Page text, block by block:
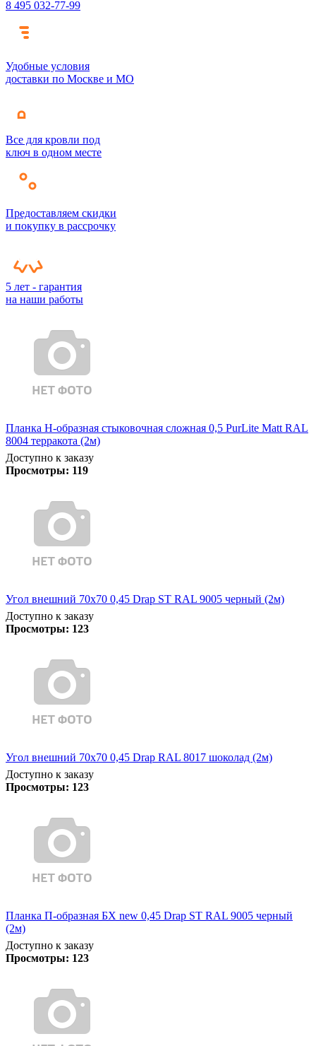
8 495 032-77-99
Удобные условия
доставки по Москве и МО
Все для кровли под
ключ в одном месте
Предоставляем скидки
и покупку в рассрочку
5 лет - гарантия
на наши работы
Планка Н-образная стыковочная сложная 0,5 PurLite Matt RAL
8004 терракота (2м)
Доступно к заказу
Просмотры: 119
Угол внешний 70х70 0,45 Drap ST RAL 9005 черный (2м)
Доступно к заказу
Просмотры: 123
Угол внешний 70х70 0,45 Drap RAL 8017 шоколад (2м)
Доступно к заказу
Просмотры: 123
Планка П-образная БХ new 0,45 Drap ST RAL 9005 черный
(2м)
Доступно к заказу
Просмотры: 123